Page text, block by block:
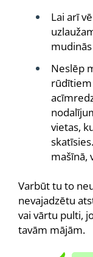
Lai arī
Neslēp
rūdītiem
vietas,
mašīnā,
Varbūt tu to
nevajadzētu
vai vārtu pulti,
tavām mājām.